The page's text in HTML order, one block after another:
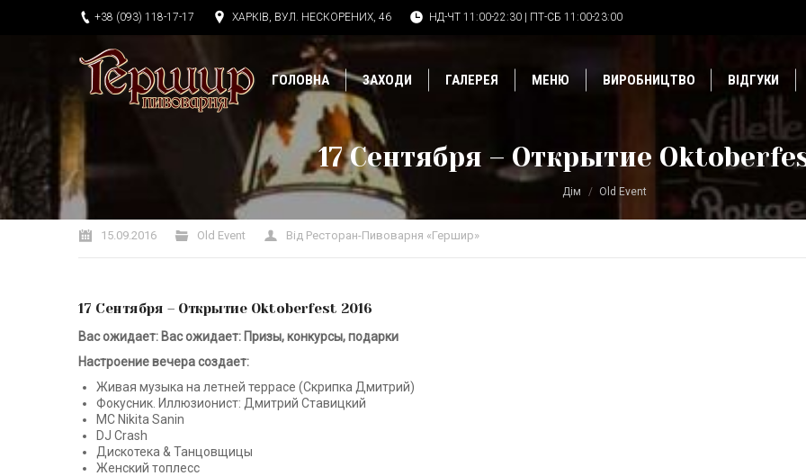
+38 (093) 118-17-17 ХАРКІВ, ВУЛ. НЕСКОРЕНИХ, 46 НД-ЧТ 11:00-22:30 | ПТ-СБ 11:00-23:00
ГОЛОВНА ЗАХОДИ ГАЛЕРЕЯ МЕНЮ ВИРОБНИЦТВО ВІДГУКИ
17 Сентября – Открытие
Ви тут: Дім Old Event
15.09.2016 Old Event Від Ресторан-Пивоварня «Гершир»
17 Сентября – Открытие Oktoberfest 2016
Вас ожидает: Вас ожидает: Призы, конкурсы, подарки
Настроение вечера создает:
Живая музыка на летней террасе (Скрипка Дмитрий)
Фокусник. Иллюзионист: Дмитрий Ставицкий
MC Nikita Sanin
DJ Crash
Дискотека & Танцовщицы
Женский топлесс